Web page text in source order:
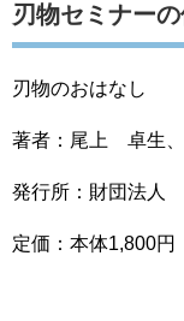
刃物セミナー
刃物のおはなし
著者：尾上 卓生
発行所：財団法人
定価：本体1,800円